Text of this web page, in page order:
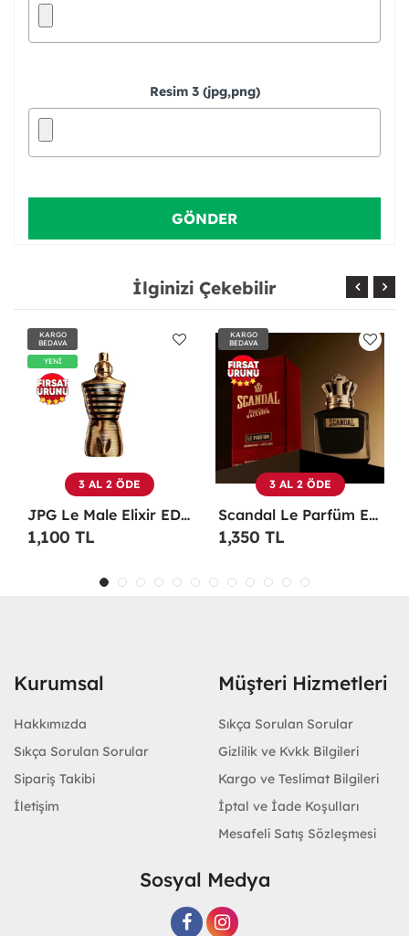
Resim 3 (jpg,png)
İlginizi Çekebilir
KARGO
BEDAVA
3 AL 2 ÖDE
Scandal Le Parfüm EDP 100 ML Erkek Parfüm -
1,350 TL
KARGO
BEDAVA
3 AL 2 ÖDE
Christian Dior Sauvage EDP 100 ML Erkek Parfüm - CDDS
1,100 TL
Kurumsal
Hakkımızda
Sıkça Sorulan Sorular
Sipariş Takibi
İletişim
Müşteri Hizmetleri
Sıkça Sorulan Sorular
Gizlilik ve Kvkk Bilgileri
Kargo ve Teslimat Bilgileri
İptal ve İade Koşulları
Mesafeli Satış Sözleşmesi
Sosyal Medya